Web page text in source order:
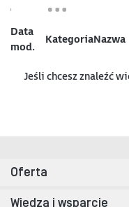
Data
mod.
KategoriaNazwa
Jeśli chcesz znaleźć
Oferta
Wiedza i wsparcie